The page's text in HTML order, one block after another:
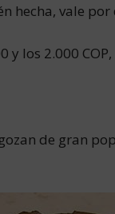
hecha, vale por
y los 2.000
de gran